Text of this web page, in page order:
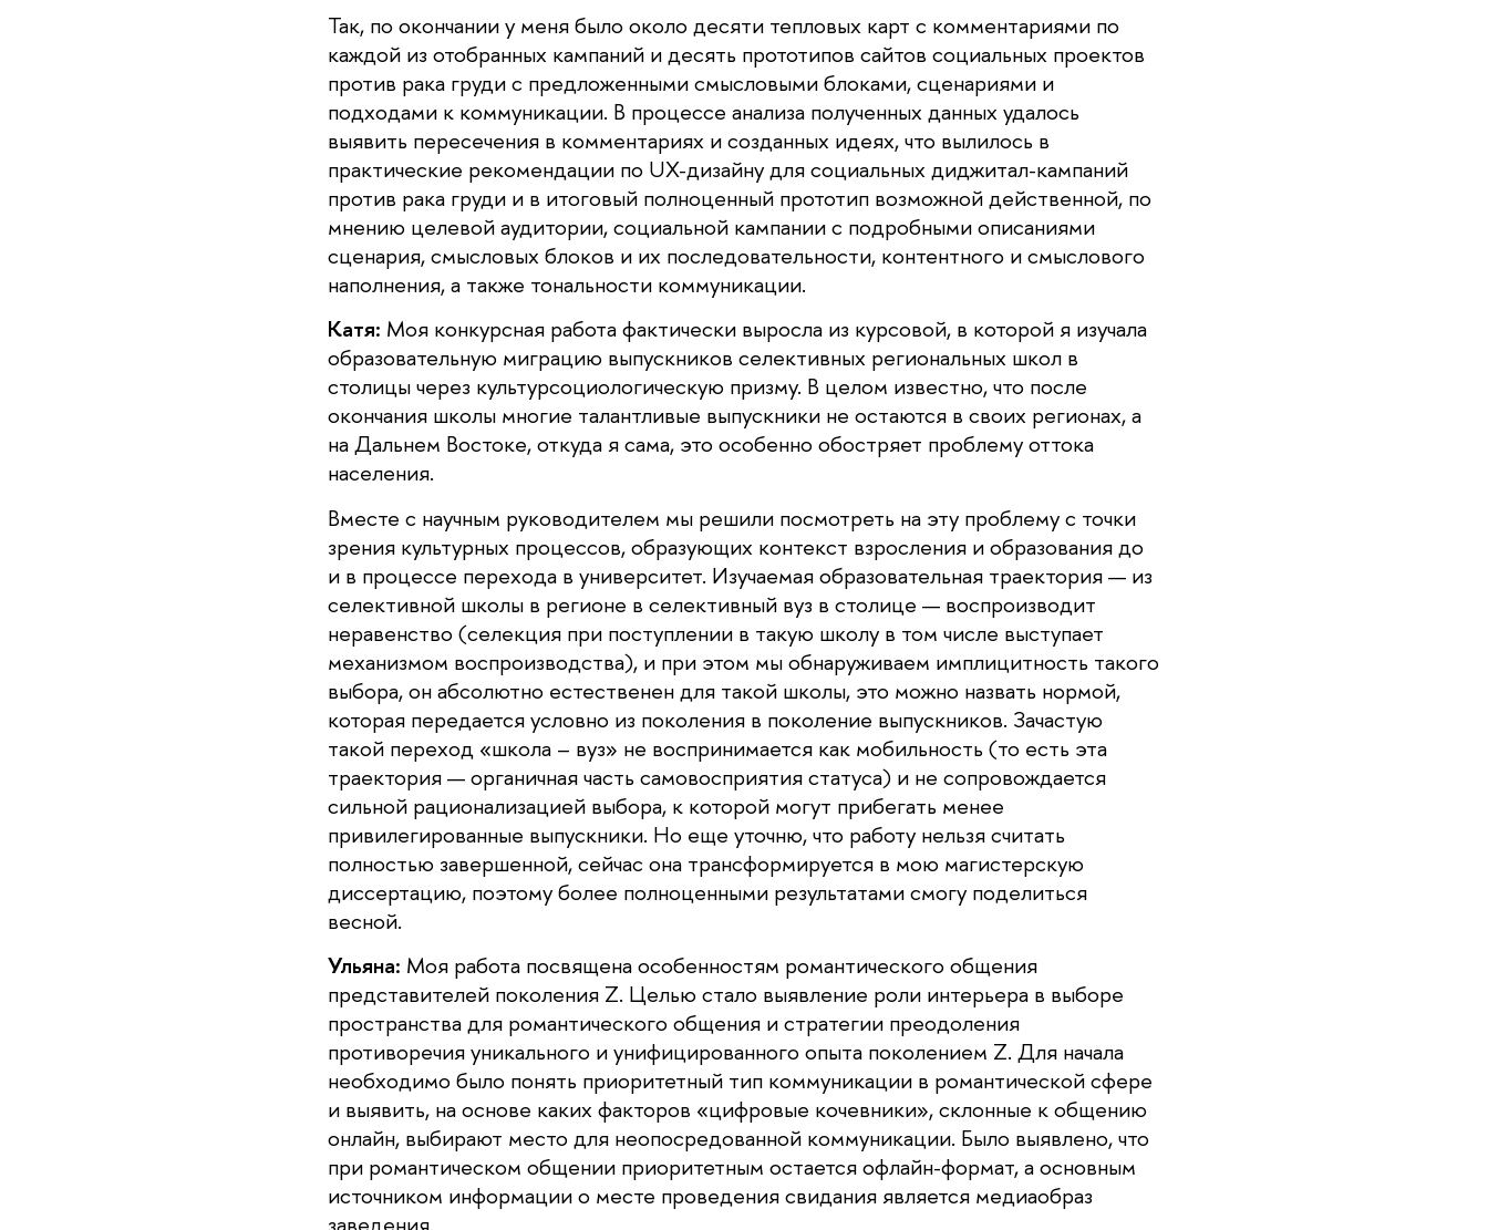
Так, по окончании у меня было около десяти тепловых карт с комментариями по
каждой из отобранных кампаний и десять прототипов сайтов социальных проектов
против рака груди с предложенными смысловыми блоками, сценариями и
подходами к коммуникации. В процессе анализа полученных данных удалось
выявить пересечения в комментариях и созданных идеях, что вылилось в
практические рекомендации по UX-дизайну для социальных диджитал-кампаний
против рака груди и в итоговый полноценный прототип возможной действенной, по
мнению целевой аудитории, социальной кампании с подробными описаниями
сценария, смысловых блоков и их последовательности, контентного и смыслового
наполнения, а также тональности коммуникации.
Катя: Моя конкурсная работа фактически выросла из курсовой, в которой я изучала
образовательную миграцию выпускников селективных региональных школ в
столицы через культурсоциологическую призму. В целом известно, что после
окончания школы многие талантливые выпускники не остаются в своих регионах, а
на Дальнем Востоке, откуда я сама, это особенно обостряет проблему оттока
населения.
Вместе с научным руководителем мы решили посмотреть на эту проблему с точки
зрения культурных процессов, образующих контекст взросления и образования до
и в процессе перехода в университет. Изучаемая образовательная траектория — из
селективной школы в регионе в селективный вуз в столице — воспроизводит
неравенство (селекция при поступлении в такую школу в том числе выступает
механизмом воспроизводства), и при этом мы обнаруживаем имплицитность такого
выбора, он абсолютно естественен для такой школы, это можно назвать нормой,
которая передается условно из поколения в поколение выпускников. Зачастую
такой переход «школа – вуз» не воспринимается как мобильность (то есть эта
траектория — органичная часть самовосприятия статуса) и не сопровождается
сильной рационализацией выбора, к которой могут прибегать менее
привилегированные выпускники. Но еще уточню, что работу нельзя считать
полностью завершенной, сейчас она трансформируется в мою магистерскую
диссертацию, поэтому более полноценными результатами смогу поделиться
весной.
Ульяна: Моя работа посвящена особенностям романтического общения
представителей поколения Z. Целью стало выявление роли интерьера в выборе
пространства для романтического общения и стратегии преодоления
противоречия уникального и унифицированного опыта поколением Z. Для начала
необходимо было понять приоритетный тип коммуникации в романтической сфере
и выявить, на основе каких факторов «цифровые кочевники», склонные к общению
онлайн, выбирают место для неопосредованной коммуникации. Было выявлено, что
при романтическом общении приоритетным остается офлайн-формат, а основным
источником информации о месте проведения свидания является медиаобраз
заведения.